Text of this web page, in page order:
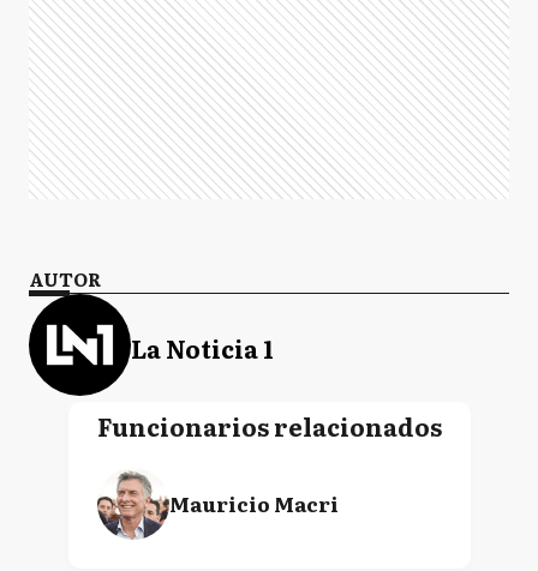
AUTOR
La Noticia 1
Funcionarios relacionados
Mauricio Macri